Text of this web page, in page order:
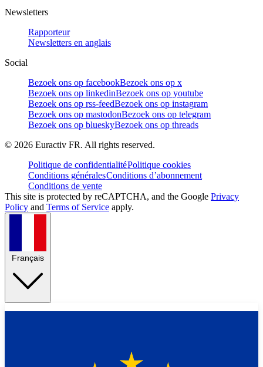
Newsletters
Rapporteur
Newsletters en anglais
Social
Bezoek ons op facebookBezoek ons op x
Bezoek ons op linkedinBezoek ons op youtube
Bezoek ons op rss-feedBezoek ons op instagram
Bezoek ons op mastodonBezoek ons op telegram
Bezoek ons op blueskyBezoek ons op threads
© 2026 Euractiv FR. All rights reserved.
Politique de confidentialitéPolitique cookies
Conditions généralesConditions d’abonnement
Conditions de vente
This site is protected by reCAPTCHA, and the Google Privacy
Policy and Terms of Service apply.
Français